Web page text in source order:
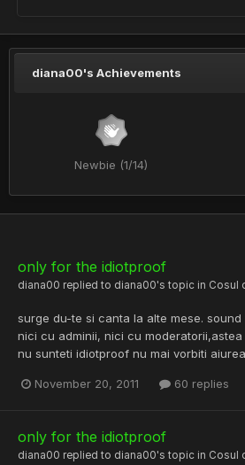
diana00's Achievements
Newbie (1/14)
only for the idiotproof
diana00 replied to diana00's topic in Cosul
surge du-te si canta la alte mese.
nici cu adminii, nici cu
nu sunteti idiotproof nu mai vorbiti
November 20, 2011 60 replies
only for the idiotproof
diana00 replied to diana00's topic in Cosul